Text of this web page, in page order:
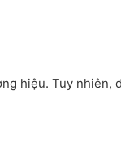
hiệu. Tuy nhiên,